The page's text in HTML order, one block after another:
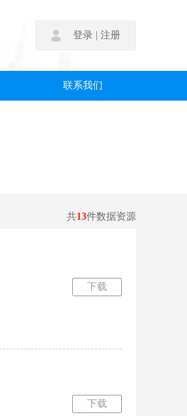
登录 注册
联系我们
共13件数据资源
下载
下载